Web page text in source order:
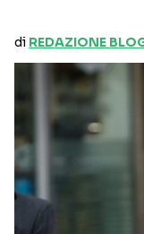
di REDAZIONE